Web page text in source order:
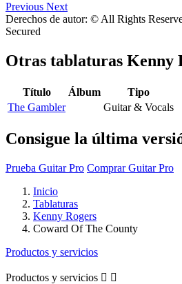
Previous Next
Derechos de autor: © All Rights
Secured
Otras tablaturas Kenny
Título Álbum
Tipo
The Gambler
Guitar & Vocals
Consigue la última
Prueba Guitar Pro Comprar Guitar Pro
Inicio
Tablaturas
Kenny Rogers
Coward Of The County
Productos y servicios
Productos y servicios  